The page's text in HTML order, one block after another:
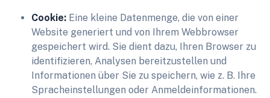
Cookie: Eine kleine Datenmenge, die von einer
Website generiert und von Ihrem Webbrowser
gespeichert wird. Sie dient dazu, Ihren Browser zu
identifizieren, Analysen bereitzustellen und
Informationen über Sie zu speichern, wie z. B. Ihre
Spracheinstellungen oder Anmeldeinformationen.